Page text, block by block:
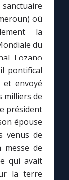
où
la
du
Lozano
pontifical
envoyé
milliers de
président
épouse
venus de
messe de
qui avait
la terre